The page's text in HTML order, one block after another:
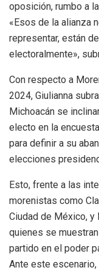
oposición, rumbo a
«Esos de la alianza
representar, están
electoralmente»,
Con respecto a
2024, Giulianna
Michoacán se
electo en la
para definir a su
elecciones
Esto, frente a las
morenistas como
Ciudad de México, y
quienes se
partido en el poder
Ante este